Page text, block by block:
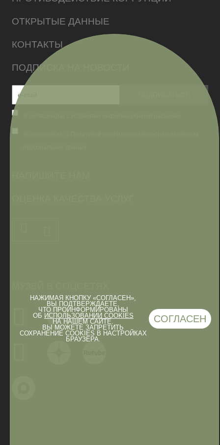
НАЖИМАЯ КНОПКУ «СОГЛАСЕН»,
ВЫ ПОДТВЕРЖДАЕТЕ,
ЧТО ПРОИНФОРМИРОВАНЫ
ОБ ИСПОЛЬЗОВАНИИ COOKIES
НА НАШЕМ САЙТЕ.
ВЫ МОЖЕТЕ ЗАПРЕТИТЬ
СОХРАНЕНИЕ COOKIES В НАСТРОЙКАХ
БРАУЗЕРА.
СОГЛАСЕН
ОТКРЫТЫЕ ДАННЫЕ
КОНТАКТЫ
ПОДПИСКА НА НОВОСТИ